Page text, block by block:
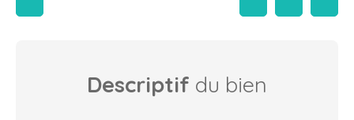
Descriptif du bien